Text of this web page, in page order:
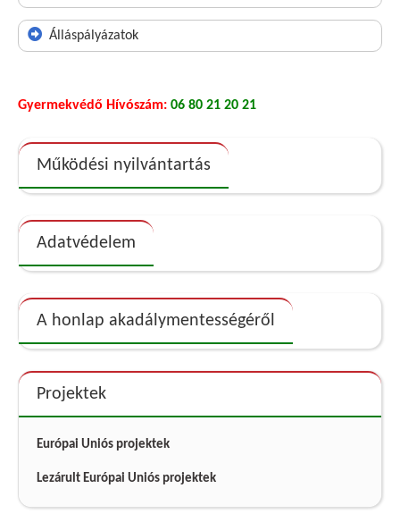
Álláspályázatok
Gyermekvédő Hívószám: 06 80 21 20 21
Működési nyilvántartás
Adatvédelem
A honlap akadálymentességéről
Projektek
Európai Uniós projektek
Lezárult Európai Uniós projektek